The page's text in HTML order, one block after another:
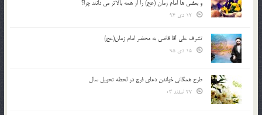
و بعضي ها امام زمان (عج) را از همه بالاتر مي دانند چرا؟
تشرف علي آقا قاضي به محضر امام زمان(عج)
طرح همگانی خواندن دعای فرج در لحظه تحویل سال